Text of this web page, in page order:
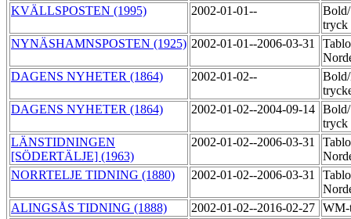
KVÄLLSPOSTEN (1995)
2002-01-01--
Bold/
tryck
NYNÄSHAMNSPOSTEN (1925) 2002-01-01--2006-03-31
DAGENS NYHETER (1864)
2002-01-02--
DAGENS NYHETER (1864)
2002-01-02--2004-09-14 Bold/
tryck
LÄNSTIDNINGEN
[SÖDERTÄLJE] (1963)
2002-01-02--2006-03-31
NORRTELJE TIDNING (1880)
2002-01-02--2006-03-31
ALINGSÅS TIDNING (1888)
2002-01-02--2016-02-27